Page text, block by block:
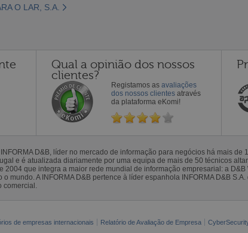
O LAR, S.A.
Qual a opinião dos nossos
clientes?
Registamos as avaliações
dos nossos clientes através
da plataforma eKomi!
D&B, líder no mercado de informação para negócios há mais de
e é atualizada diariamente por uma equipa de mais de 50 técnicos
2004 que integra a maior rede mundial de informação empresarial: a
mundo. A INFORMA D&B pertence à líder espanhola INFORMA D&B S.A.
de empresas internacionais Relatório de Avaliação de Empresa